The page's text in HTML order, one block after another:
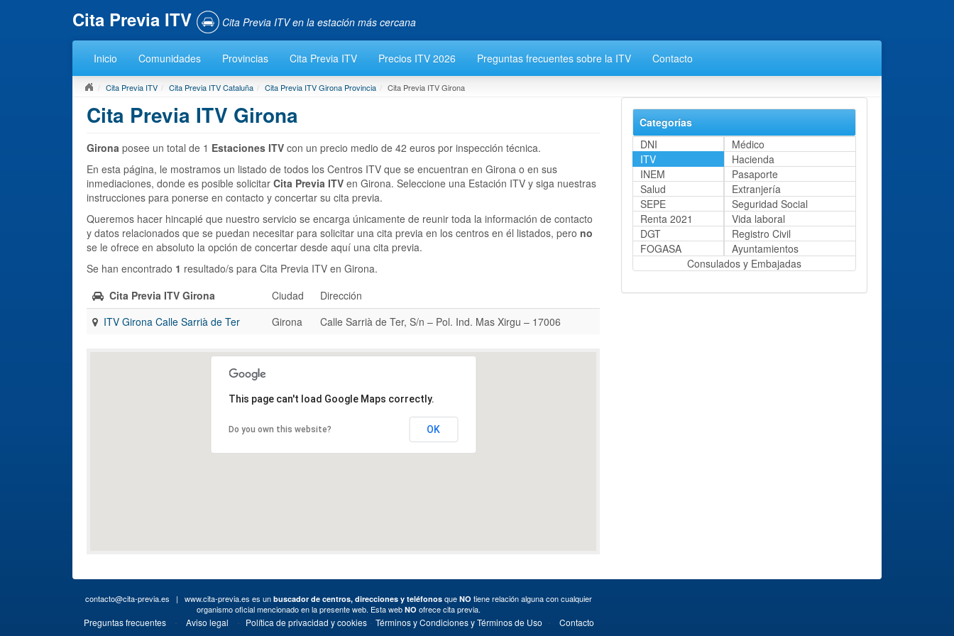
Cita Previa ITV Cita Previa ITV en la estación más cercana
Inicio Comunidades Provincias Cita Previa ITV Precios ITV 2026 Preguntas frecuentes sobre la ITV Contacto
Cita Previa ITV Cita Previa ITV Cataluña Cita Previa ITV Girona Provincia Cita Previa ITV Girona
Cita Previa ITV Girona
Girona posee un total de 1 Estaciones ITV con un precio medio de 42 euros por inspección técnica.
En esta página, le mostramos un listado de todos los Centros ITV que se encuentran en Girona o en sus
inmediaciones, donde es posible solicitar Cita Previa ITV en Girona. Seleccione una Estación ITV y siga nuestras
instrucciones para ponerse en contacto y concertar su cita previa.
Queremos hacer hincapié que nuestro servicio se encarga únicamente de reunir toda la información de contacto
y datos relacionados que se puedan necesitar para solicitar una cita previa en los centros en él listados, pero no
se le ofrece en absoluto la opción de concertar desde aquí una cita previa.
Se han encontrado 1 resultado/s para Cita Previa ITV en Girona.
Cita Previa ITV Girona
Ciudad
Dirección
ITV Girona Calle Sarrià de Ter
Girona Calle Sarrià de Ter, S/n – Pol. Ind. Mas Xirgu – 17006
This page can't load Google Maps correctly.
Do you own this website? OK
Categorías
DNI
Médico
ITV
Hacienda
INEM
Pasaporte
Salud
Extranjería
SEPE
Seguridad Social
Renta 2021
Vida laboral
DGT
Registro Civil
FOGASA
Ayuntamientos
Consulados y Embajadas
contacto@cita-previa.es | www.cita-previa.es es un buscador de centros, direcciones y teléfonos que NO tiene relación alguna con cualquier
organismo oficial mencionado en la presente web. Esta web NO ofrece cita previa.
Preguntas frecuentes· Aviso legal · Política de privacidad y cookies· Términos y Condiciones y Términos de Uso · Contacto